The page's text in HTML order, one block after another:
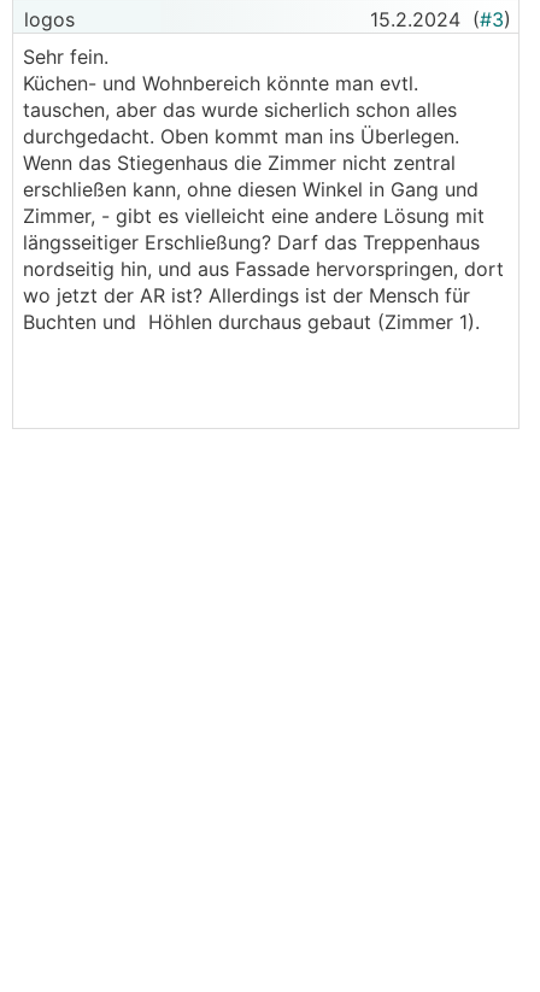
logos 15.2.2024 (#3)
Sehr fein.
Küchen- und Wohnbereich könnte man evtl.
tauschen, aber das wurde sicherlich schon alles
durchgedacht. Oben kommt man ins Überlegen.
Wenn das Stiegenhaus die Zimmer nicht zentral
erschließen kann, ohne diesen Winkel in Gang und
Zimmer, - gibt es vielleicht eine andere Lösung mit
längsseitiger Erschließung? Darf das Treppenhaus
nordseitig hin, und aus Fassade hervorspringen, dort
wo jetzt der AR ist? Allerdings ist der Mensch für
Buchten und Höhlen durchaus gebaut (Zimmer 1).